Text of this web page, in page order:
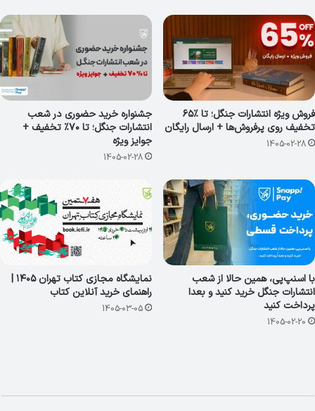
فروش ویژه انتشارات جنگل؛ تا ٪۶۵
تخفیف روی پرفروش‌ها + ارسال رایگان
1405-02-28
جشنواره خرید حضوری در شعب
انتشارات جنگل؛ تا ۷۰٪ تخفیف +
جوایز ویژه
1405-02-28
با اسنپ‌پی، همین حالا از شعب
انتشارات جنگل خرید کنید و بعدا
پرداخت کنید
1405-02-20
نمایشگاه مجازی کتاب تهران ۱۴۰۵ |
راهنمای خرید آنلاین کتاب
1405-03-05